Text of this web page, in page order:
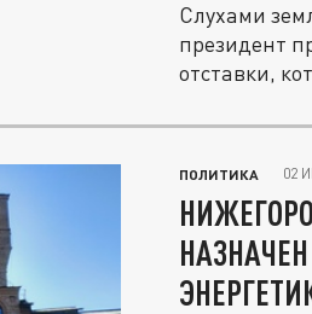
Слухами
президент
отставки,
ПОЛИТИКА 02